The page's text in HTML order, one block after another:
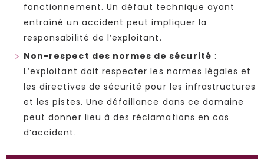
fonctionnement. Un défaut technique ayant
entraîné un accident peut impliquer la
responsabilité de l’exploitant.
Non-respect des normes de sécurité :
L’exploitant doit respecter les normes légales et
les directives de sécurité pour les infrastructures
et les pistes. Une défaillance dans ce domaine
peut donner lieu à des réclamations en cas
d’accident.